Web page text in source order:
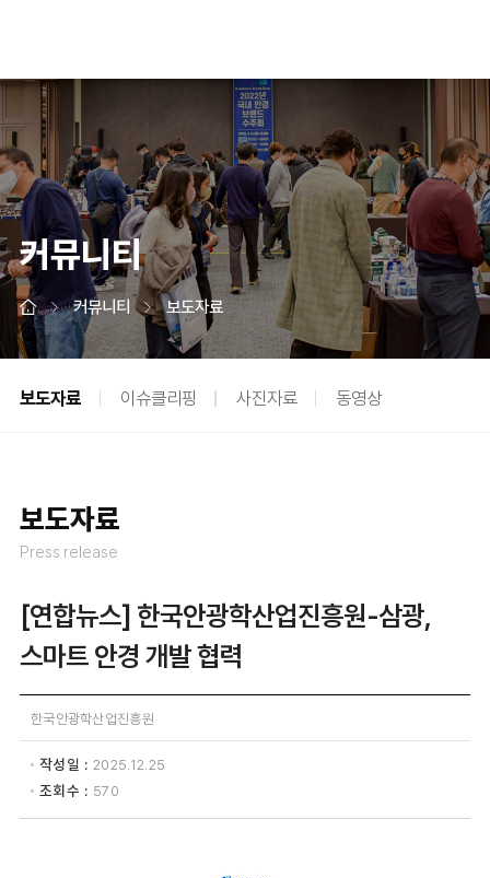
커뮤니티
커뮤니티 보도자료
보도자료 이슈클리핑 사진자료 동영상
보도자료
Press release
[연합뉴스] 한국안광학산업진흥원-삼광,
스마트 안경 개발 협력
한국안광학산업진흥원
작성일 2025.12.25
조회수 570